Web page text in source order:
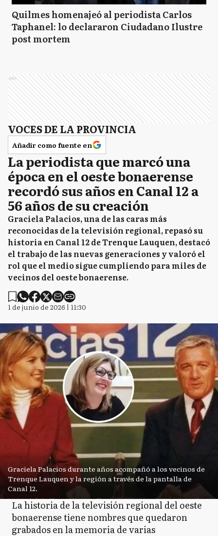
Quilmes homenajeó al periodista Carlos
Taphanel: lo declararon Ciudadano Ilustre
post mortem
Ads
VOCES DE LA PROVINCIA
Añadir como fuente en
La periodista que marcó una
época en el oeste bonaerense
recordó sus años en Canal 12 a
56 años de su creación
Graciela Palacios, una de las caras más
reconocidas de la televisión regional, repasó su
historia en Canal 12 de Trenque Lauquen, destacó
el trabajo de las nuevas generaciones y valoró el
rol que el medio sigue cumpliendo para miles de
vecinos del oeste bonaerense.
1 de junio de 2026 | 11:30
Graciela Palacios durante años acompañó a los vecinos de
Trenque Lauquen y la región a través de la pantalla de
Canal 12.
La historia de la televisión regional del oeste
bonaerense tiene nombres que quedaron
grabados en la memoria de varias